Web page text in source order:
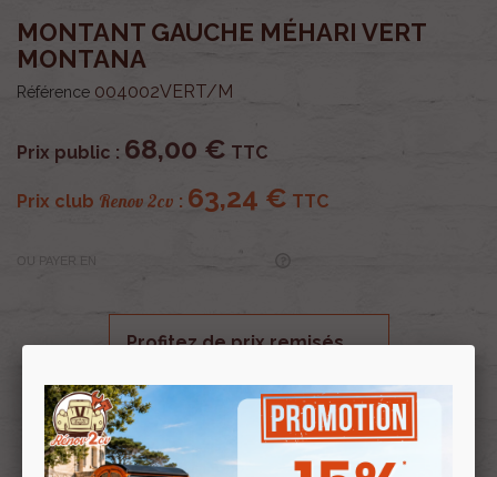
MONTANT GAUCHE MÉHARI VERT
MONTANA
Référence 004002VERT/M
Prix public : 68,00 € TTC
Prix club Renov 2cv : 63,24 € TTC
Profitez de prix remisés
Souscrire
au clubRenov 2cv